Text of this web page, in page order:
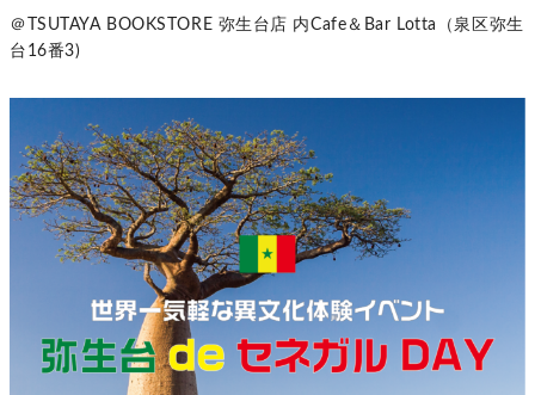
＠TSUTAYA BOOKSTORE 弥生台店 内Cafe＆Bar Lotta（泉区弥生
台16番3)